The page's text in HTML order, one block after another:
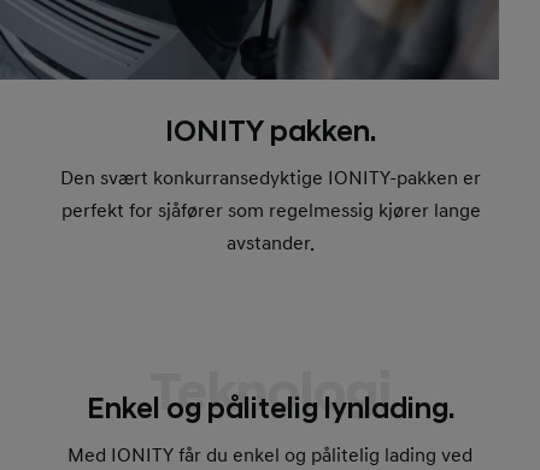
IONITY pakken.
Den svært konkurransedyktige IONITY-pakken er
perfekt for sjåfører som regelmessig kjører lange
avstander.
Teknologi
Enkel og pålitelig lynlading.
Med IONITY får du enkel og pålitelig lading ved